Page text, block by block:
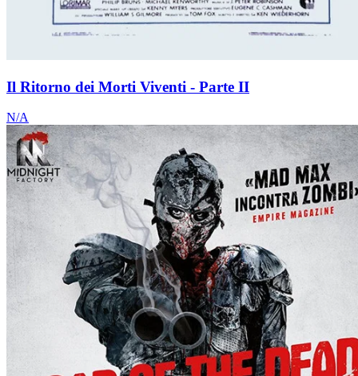
Il Ritorno dei Morti Viventi - Parte II
N/A